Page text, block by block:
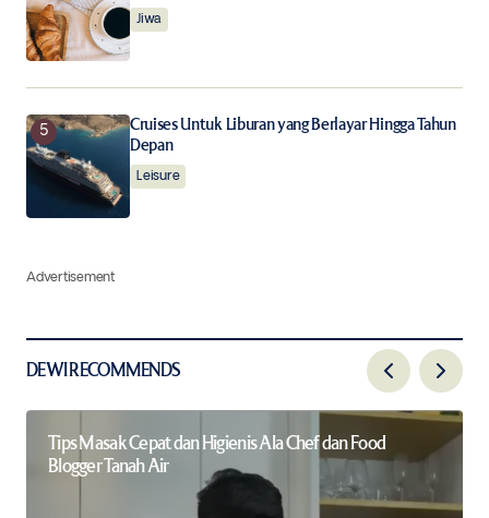
Jiwa
Cruises Untuk Liburan yang Berlayar Hingga Tahun
Depan
Leisure
Advertisement
DEWI RECOMMENDS
Tips Masak Cepat dan Higienis Ala Chef dan Food
Blogger Tanah Air